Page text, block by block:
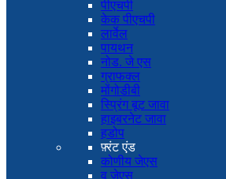
पीएचपी
केक पीएचपी
लार्वेल
पायथन
नोड. जे एस
ग्राफक्ल
मोंगोडीबी
स्प्रिंग बूट जावा
हाइबरनेट जावा
हडोप
फ़्रंट एंड
कोणीय जेएस
वू जेएस